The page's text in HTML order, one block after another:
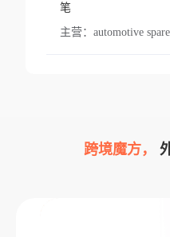
笔
主营： automotive
跨境魔方，